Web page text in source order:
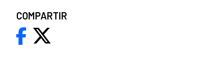
COMPARTIR